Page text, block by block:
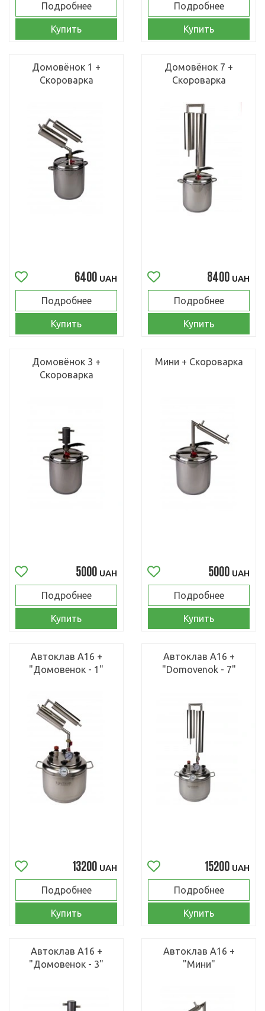
Подробнее
Купить
Подробнее
Купить
Домовёнок 1 +
Скороварка
6400 UAH
Подробнее
Купить
Домовёнок 7 +
Скороварка
8400 UAH
Подробнее
Купить
Домовёнок 3 +
Скороварка
5000 UAH
Подробнее
Купить
Мини + Скороварка
5000 UAH
Подробнее
Купить
Автоклав А16 +
"Домовенок - 1"
13200 UAH
Подробнее
Купить
Автоклав А16 +
"Domovenok - 7"
15200 UAH
Подробнее
Купить
Автоклав А16 +
"Домовенок - 3"
Автоклав А16 +
"Мини"